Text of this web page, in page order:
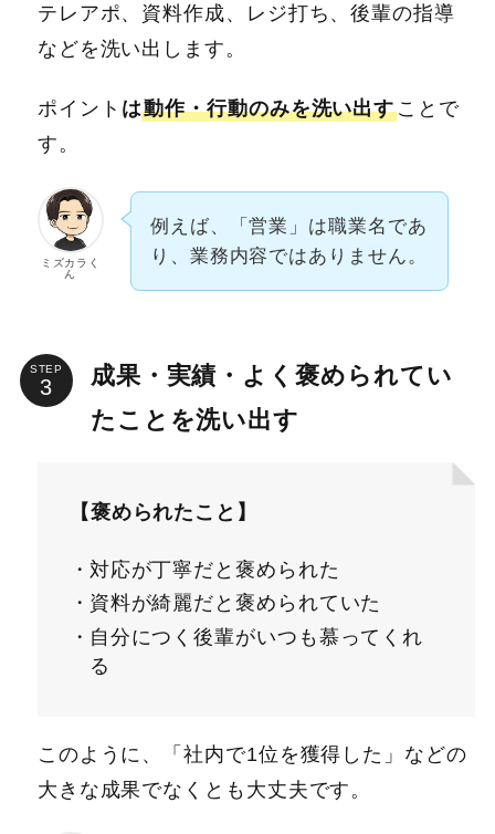
テレアポ、資料作成、レジ打ち、後輩の指導
などを洗い出します。
ポイント は動作・行動のみを洗い出すことで
す。
ミズカラく
ん
例えば、「営業」は職業名であ
り、業務内容ではありません。
STEP
成果・実績・よく褒められてい
たことを洗い出す
【褒められたこと】
対応が丁寧だと褒められた
資料が綺麗だと褒められていた
自分につく後輩がいつも慕ってくれ
る
このように、「社内で1位を獲得した」などの
大きな成果でなくとも大丈夫です。